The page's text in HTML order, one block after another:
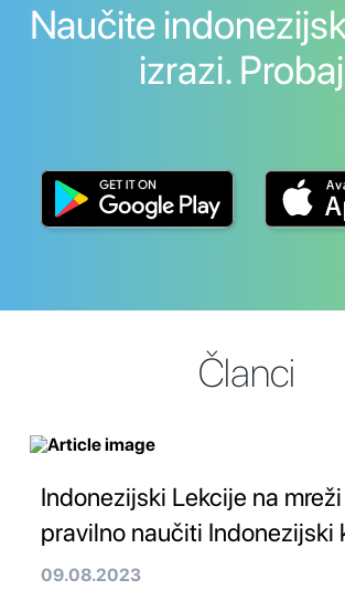
Naučite
izrazi.
Članci
Indonezijski Lekcije na
pravilno naučiti Indonezijski
09.08.2023